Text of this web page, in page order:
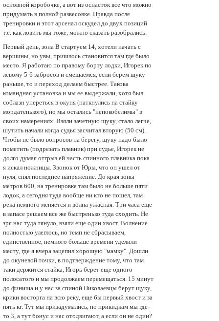
основной коробочке, а вот из оснасток все что можно
придумать в полной развесовке. Правда после
тренировки и этот арсенал оскудел до двух позиций
т.е. как ловить мы тоже, можно сказать разобрались.
Первый день, зона В стартуем 14, хотели начать с
вершины, но увы, пришлось становится там где было
меcтo. Я работаю по правому борту лодки, Игорек по
левому 5-6 забросов и смещаемся, если берем щуку
раньше, то и переход делаем быстрее. Такова
командная установка и мы ее выдержали, хотя был
соблазн упереться в окуня (наткнулись на стайку
мордатенького), но мы остались "непокобелимы" в
своих намерениях. Взяли зачетную щуку, стало легче,
шутить начали когда судья засчитал вторую (50 см).
Чтобы не было вопросов на берегу, щуку надо было
пометить (подрезать плавник) при судье, Игоpек не
долго думая отгрыз ей часть спинного плавника пока
я искал ножницы. Звонок от Юры, что он ушел от
нуля, снял последнее напряжение. До края зоны
метров 600, на тренировке там было не больше пяти
лодок, а сегодня туда вообще ни кто не пошел, там
река немного меняется и волна ужасная. Три часа еще
в запасе решаем все же быстренько туда сходить. Не
зря нас туда тянуло, взяли еще один хвост. Волнение
полностью улеглось, но темп не сбрасываем,
единственное, немного больше времени уделили
месту, где я вчера зацепил хорошую "мамку". Дошли
до окуневой точки, в подтверждение тому, что там
таки держится стайка, Игоpь берет еще одного
полосатого и мы продолжаем перемещаться. 15 минут
до финиша и у нас за спиной Николаевцы берут щуку,
крики восторга на всю реку, еще бы первый хвост и за
пять кг. Тут мы призадумались, по прикидкам мы где-
то 3, а тут бонус и нас отодвигают, а если он не один?